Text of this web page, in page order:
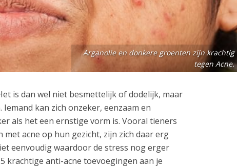
Arganolie en donkere groenten zijn krachtig
tegen Acne.
is dan wel niet besmettelijk of dodelijk, maar
kan zich onzeker, eenzaam en
als het een ernstige vorm is. Vooral tieners
met acne op hun gezicht, zijn zich daar erg
eenvoudig waardoor de stress nog erger
krachtige anti-acne toevoegingen aan je